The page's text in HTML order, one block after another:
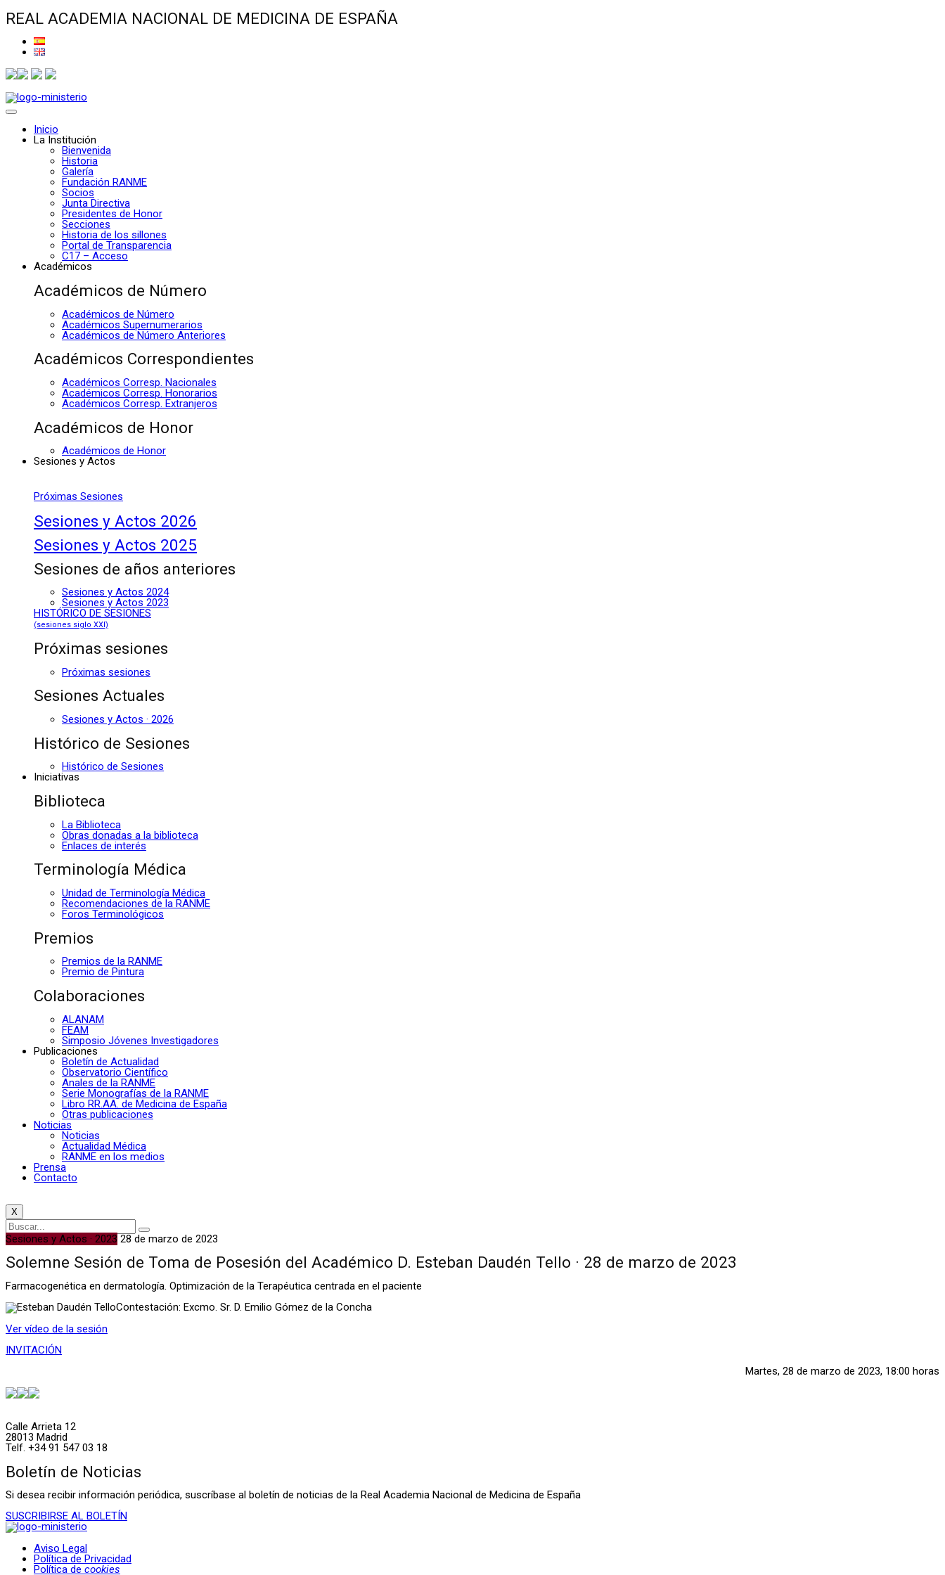
REAL ACADEMIA NACIONAL DE MEDICINA DE ESPAÑA
Inicio
La Institución
Bienvenida
Historia
Galería
Fundación RANME
Socios
Junta Directiva
Presidentes de Honor
Secciones
Historia de los sillones
Portal de Transparencia
C17 – Acceso
Académicos
Académicos de Número
Académicos de Número
Académicos Supernumerarios
Académicos de Número Anteriores
Académicos Correspondientes
Académicos Corresp. Nacionales
Académicos Corresp. Honorarios
Académicos Corresp. Extranjeros
Académicos de Honor
Académicos de Honor
Sesiones y Actos
Próximas Sesiones
Sesiones y Actos 2026
Sesiones y Actos 2025
Sesiones de años anteriores
Sesiones y Actos 2024
Sesiones y Actos 2023
HISTÓRICO DE SESIONES
(sesiones siglo XXI)
Próximas sesiones
Próximas sesiones
Sesiones Actuales
Sesiones y Actos · 2026
Histórico de Sesiones
Histórico de Sesiones
Iniciativas
Biblioteca
La Biblioteca
Obras donadas a la biblioteca
Enlaces de interés
Terminología Médica
Unidad de Terminología Médica
Recomendaciones de la RANME
Foros Terminológicos
Premios
Premios de la RANME
Premio de Pintura
Colaboraciones
ALANAM
FEAM
Simposio Jóvenes Investigadores
Publicaciones
Boletín de Actualidad
Observatorio Científico
Anales de la RANME
Serie Monografías de la RANME
Libro RR.AA. de Medicina de España
Otras publicaciones
Noticias
Noticias
Actualidad Médica
RANME en los medios
Prensa
Contacto
X
Sesiones y Actos · 2023 28 de marzo de 2023
Solemne Sesión de Toma de Posesión del Académico D. Esteban Daudén Tello · 28 de marzo de 2023
Farmacogenética en dermatología. Optimización de la Terapéutica centrada en el paciente
Contestación: Excmo. Sr. D. Emilio Gómez de la Concha
Ver vídeo de la sesión
INVITACIÓN
Martes, 28 de marzo de 2023, 18:00 horas
Calle Arrieta 12
28013 Madrid
Telf. +34 91 547 03 18
Boletín de Noticias
Si desea recibir información periódica, suscríbase al boletín de noticias de la Real Academia Nacional de Medicina de España
SUSCRIBIRSE AL BOLETÍN
Aviso Legal
Política de Privacidad
Política de cookies